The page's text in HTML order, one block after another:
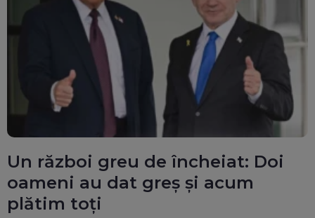
Un război greu de încheiat: Doi
oameni au dat greș și acum
plătim toți